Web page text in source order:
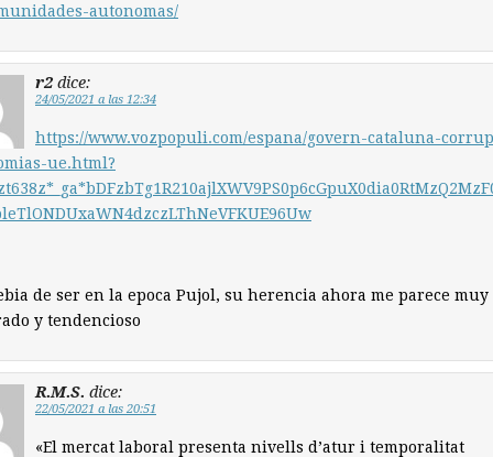
autonomas/
r2 dice:
24/05/2021 a las 12:34
https://www.vozpopuli.com/espana/govern-cataluna-
ue.html?
de ser en la epoca Pujol, su herencia ahora me parece muy
y tendencioso
R.M.S. dice:
22/05/2021 a las 20:51
«El mercat laboral presenta nivells d’atur i temporalitat